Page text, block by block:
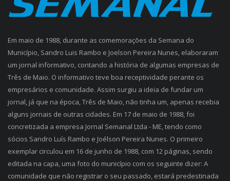
Em maio de 1988, durante as comemorações da Semana do
Município, Sandro Luis Rambo e Joelson Pereira Nunes, elaboraram
um jornal informativo, contando a história de algumas empresas de
Três de Maio. O informativo teve boa receptividade perante os
empresários e comunidade. Assim surgiu a ideia de fundar um
jornal, já que na época, Três de Maio, não tinha um, apenas recebia
alguns jornais de outras cidades. Em 17 de maio de 1988, foi
concretizada a empresa Jornal Semanal Ltda - ME, tendo como
sócios Sandro Luís Rambo e Joélson Pereira Nunes. O primeiro
exemplar circulou em 16 de junho de 1988, com 12 páginas, sendo
editada na capa, uma foto do município com os seguinte dizer: A
comunidade que não registrar o seu passado, estará predestinada